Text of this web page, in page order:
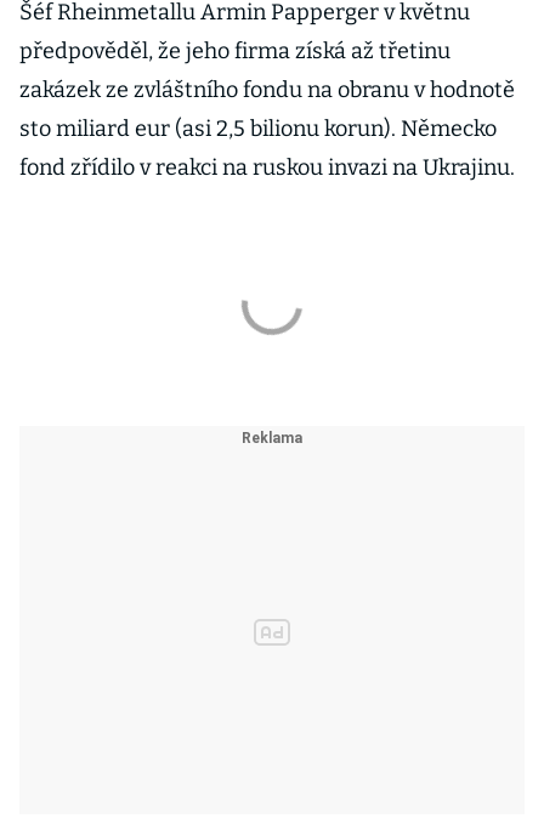
Šéf Rheinmetallu Armin Papperger v květnu
předpověděl, že jeho firma získá až třetinu
zakázek ze zvláštního fondu na obranu v hodnotě
sto miliard eur (asi 2,5 bilionu korun). Německo
fond zřídilo v reakci na ruskou invazi na Ukrajinu.